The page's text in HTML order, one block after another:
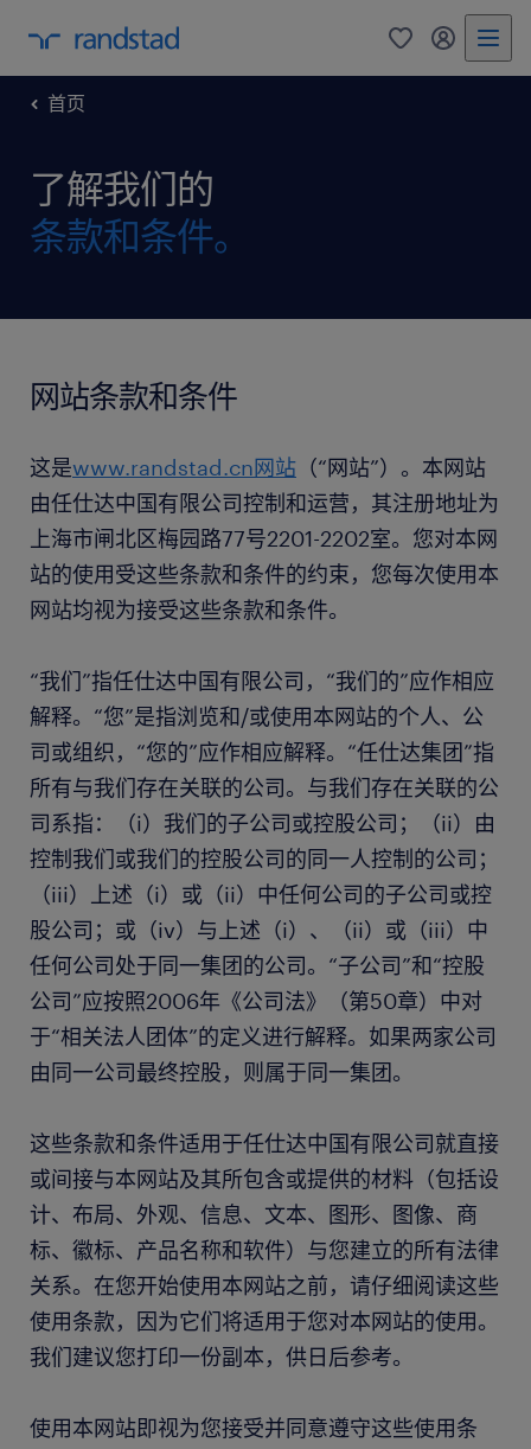
0 my
首页
了解我们的
条款和条件。
网站条款和条件
这是www.randstad.cn网站 （“网站”）。本网站
由任仕达中国有限公司控制和运营，其注册地址为
上海市闸北区梅园路77号2201-2202室。您对本网
站的使用受这些条款和条件的约束，您每次使用本
网站均视为接受这些条款和条件。
“我们”指任仕达中国有限公司，“我们的”应作相应
解释。“您”是指浏览和/或使用本网站的个人、公
司或组织，“您的”应作相应解释。“任仕达集团”指
所有与我们存在关联的公司。与我们存在关联的公
司系指：（i）我们的子公司或控股公司；（ii）由
控制我们或我们的控股公司的同一人控制的公司；
（iii）上述（i）或（ii）中任何公司的子公司或控
股公司；或（iv）与上述（i）、（ii）或（iii）中
任何公司处于同一集团的公司。“子公司”和“控股
公司”应按照2006年《公司法》（第50章）中对
于“相关法人团体”的定义进行解释。如果两家公司
由同一公司最终控股，则属于同一集团。
这些条款和条件适用于任仕达中国有限公司就直接
或间接与本网站及其所包含或提供的材料（包括设
计、布局、外观、信息、文本、图形、图像、商
标、徽标、产品名称和软件）与您建立的所有法律
关系。在您开始使用本网站之前，请仔细阅读这些
使用条款，因为它们将适用于您对本网站的使用。
我们建议您打印一份副本，供日后参考。
使用本网站即视为您接受并同意遵守这些使用条